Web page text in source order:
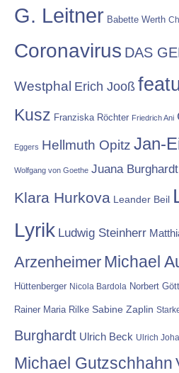
G. Leitner Babette Werth
Coronavirus DAS
Westphal Erich Jooß
Kusz Franziska Röchter Friedrich Ani
Eggers Hellmuth Opitz Jan-
Wolfgang von Goethe Juana Burghardt
Klara Hurkova Leander Beil
Lyrik Ludwig Steinherr
Arzenheimer Michael
Hüttenberger Nicola Bardola Norbert
Rainer Maria Rilke Sabine Zaplin
Burghardt Ulrich Beck Ulrich
Michael Gutzschhahn